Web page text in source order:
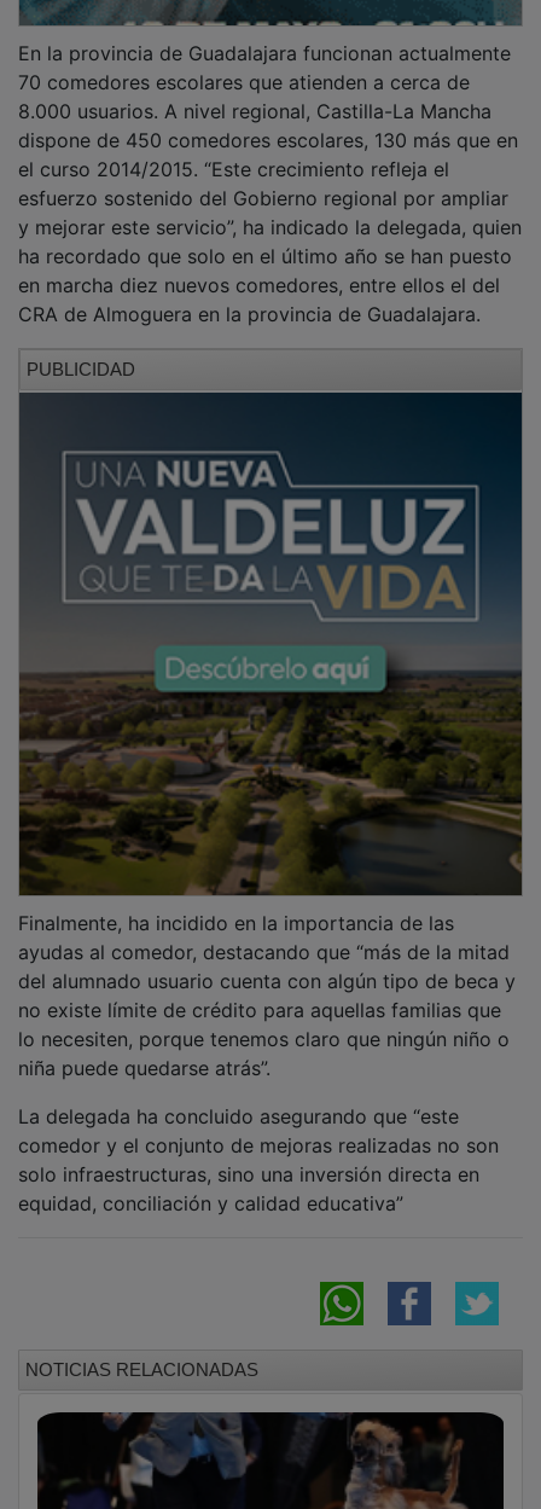
70 comedores escolares que atienden a cerca de
8.000 usuarios. A nivel regional, Castilla-La Mancha
dispone de 450 comedores escolares, 130 más que en
el curso 2014/2015. “Este crecimiento refleja el
esfuerzo sostenido del Gobierno regional por ampliar
y mejorar este servicio”, ha indicado la delegada, quien
ha recordado que solo en el último año se han puesto
en marcha diez nuevos comedores, entre ellos el del
CRA de Almoguera en la provincia de Guadalajara.
ayudas al comedor, destacando que “más de la mitad
del alumnado usuario cuenta con algún tipo de beca y
no existe límite de crédito para aquellas familias que
lo necesiten, porque tenemos claro que ningún niño o
niña puede quedarse atrás”.
comedor y el conjunto de mejoras realizadas no son
solo infraestructuras, sino una inversión directa en
equidad, conciliación y calidad educativa”